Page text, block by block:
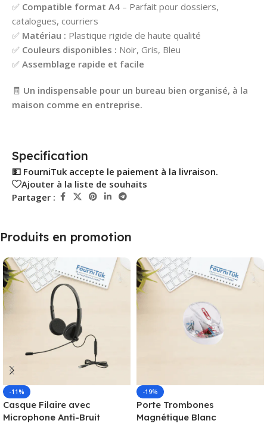
✅ Compatible format A4 – Parfait pour dossiers,
catalogues, courriers
✅ Matériau : Plastique rigide de haute qualité
✅ Couleurs disponibles : Noir, Gris, Bleu
✅ Assemblage rapide et facile
🧾 Un indispensable pour un bureau bien organisé, à la
maison comme en entreprise.
Specification
💵 FourniTuk accepte le paiement à la livraison.
Ajouter à la liste de souhaits
Partager :
Produits en promotion
-11%
Casque Filaire avec
Microphone Anti-Bruit
-19%
Porte Trombones
Magnétique Blanc